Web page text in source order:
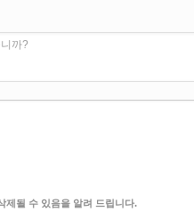
까?
제될 수 있음을 알려 드립니다.